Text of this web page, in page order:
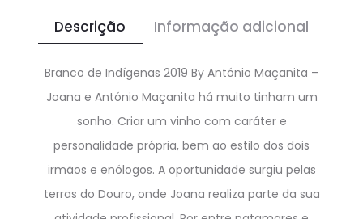
Descrição Informação adicional
Branco de Indígenas 2019 By António Maçanita –
Joana e António Maçanita há muito tinham um
sonho. Criar um vinho com caráter e
personalidade própria, bem ao estilo dos dois
irmãos e enólogos. A oportunidade surgiu pelas
terras do Douro, onde Joana realiza parte da sua